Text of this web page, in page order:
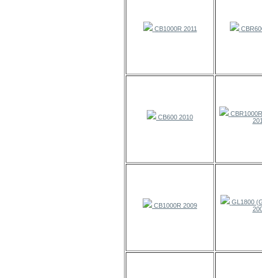
CB1000R 2011
CB600 2010
CB1000R 2009
GL1800